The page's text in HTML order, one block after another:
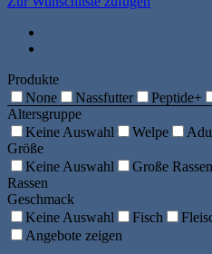
Produkte
None
Nassfutter Peptide+
Altersgruppe
Keine Auswahl
Welpe
Größe
Keine Auswahl
Große Rassen
Rassen
Geschmack
Keine Auswahl
Fisch
Angebote zeigen